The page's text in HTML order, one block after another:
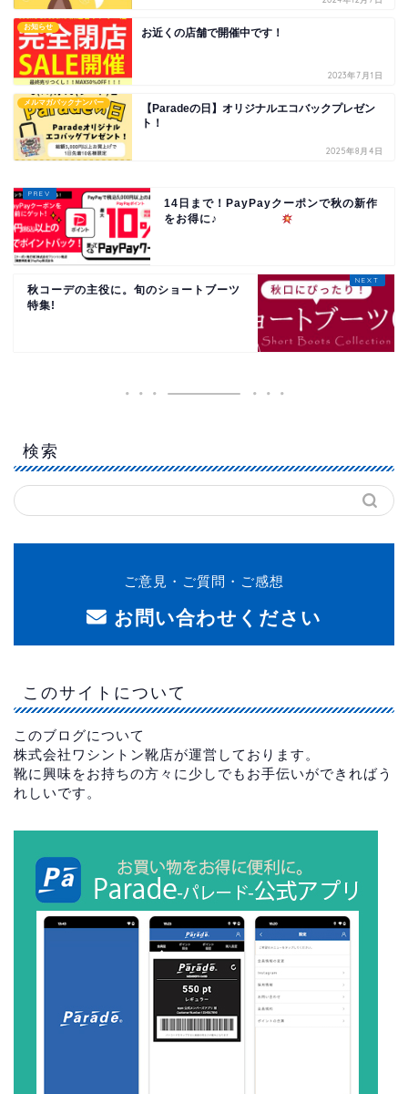
お知らせ お近くの店舗で開催中です！
2023年7月1日
メルマガバックナンバー
【Paradeの日】オリジナルエコバックプレゼン
ト！
2025年8月4日
14日まで！PayPayクーポンで秋の新作
をお得に♪
秋コーデの主役に。旬のショートブーツ
特集!
検索
ご意見・ご質問・ご感想
お問い合わせください
このサイトについて
このブログについて
株式会社ワシントン靴店が運営しております。
靴に興味をお持ちの方々に少しでもお手伝いができればう
れしいです。